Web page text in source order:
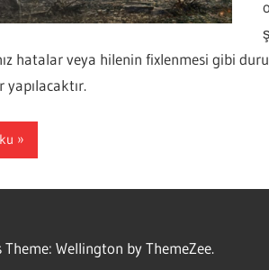
hatalar veya hilenin fixlenmesi gibi
yapılacaktır.
Theme: Wellington by ThemeZee.